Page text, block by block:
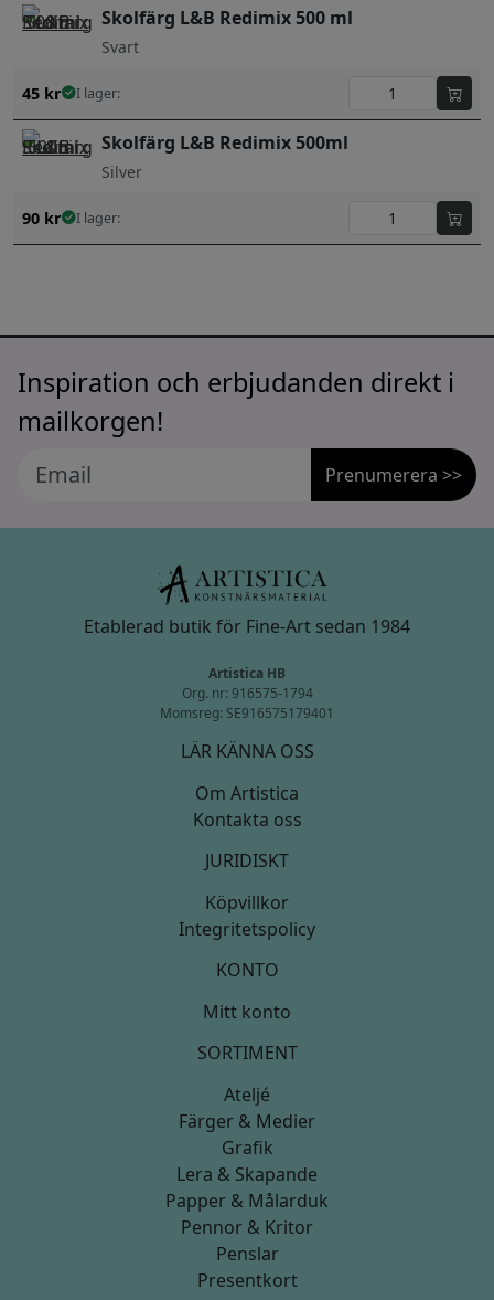
Skolfärg L&B Redimix 500 ml
Svart
45 kr I lager:
Skolfärg L&B Redimix 500ml
Silver
90 kr I lager:
Inspiration och erbjudanden direkt i
mailkorgen!
Prenumerera >>
Etablerad butik för Fine-Art sedan 1984
Artistica HB
Org. nr: 916575-1794
Momsreg: SE916575179401
LÄR KÄNNA OSS
Om Artistica
Kontakta oss
JURIDISKT
Köpvillkor
Integritetspolicy
KONTO
Mitt konto
SORTIMENT
Ateljé
Färger & Medier
Grafik
Lera & Skapande
Papper & Målarduk
Pennor & Kritor
Penslar
Presentkort